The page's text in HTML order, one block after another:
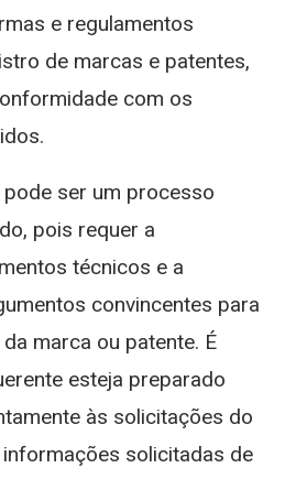
e regulamentos
de marcas e patentes,
com os
ser um processo
pois requer a
técnicos e a
convincentes para
marca ou patente. É
esteja preparado
às solicitações do
solicitadas de